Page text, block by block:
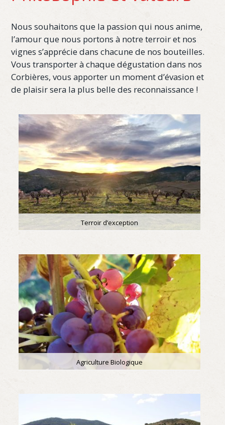
Nous souhaitons que la passion qui nous anime,
l’amour que nous portons à notre terroir et nos
vignes s’apprécie dans chacune de nos bouteilles.
Vous transporter à chaque dégustation dans nos
Corbières, vous apporter un moment d’évasion et
de plaisir sera la plus belle des reconnaissance !
Terroir d’exception
Agriculture Biologique